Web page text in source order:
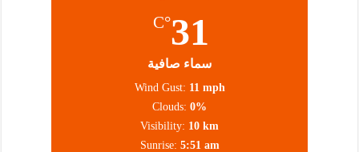
31
°C
سماء صافية
Wind Gust: 11 mph
Clouds: 0%
Visibility: 10 km
Sunrise: 5:51 am